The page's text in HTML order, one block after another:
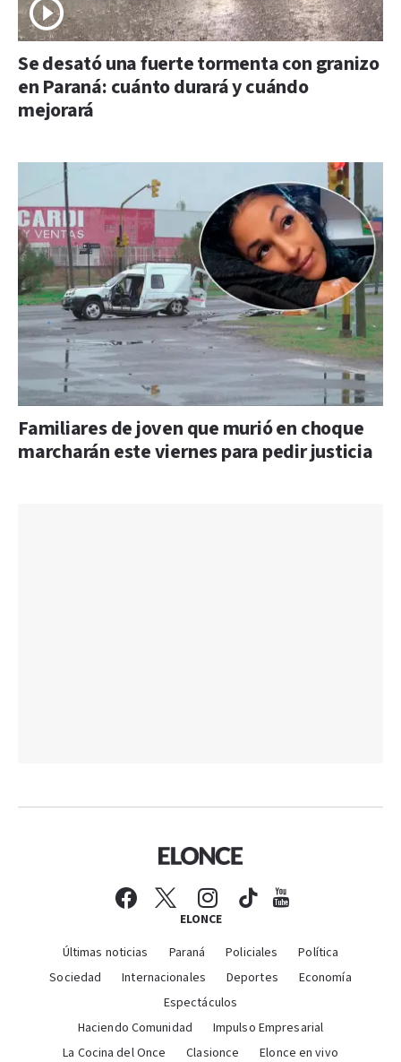
Se desató una fuerte tormenta con granizo
en Paraná: cuánto durará y cuándo
mejorará
Familiares de joven que murió en choque
marcharán este viernes para pedir justicia
ELONCE
Últimas noticias Paraná Policiales
Política
Sociedad
Internacionales Deportes
Economía
Espectáculos
Haciendo Comunidad
Impulso Empresarial
La Cocina del Once
Clasionce Elonce en vivo